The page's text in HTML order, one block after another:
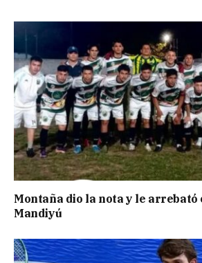
Montaña dio la nota y le arrebató
Mandiyú